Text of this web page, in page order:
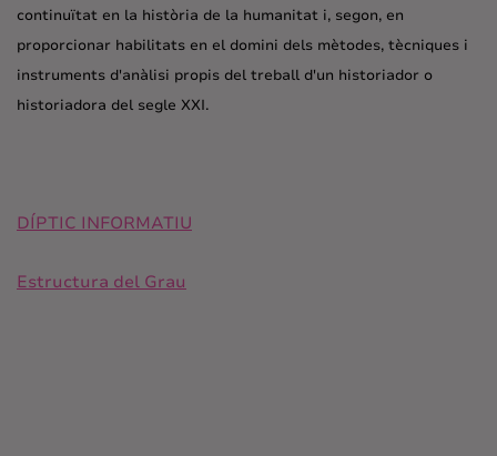
continuïtat en la història de la humanitat i, segon, en
proporcionar habilitats en el domini dels mètodes, tècniques i
instruments d'anàlisi propis del treball d'un historiador o
historiadora del segle XXI.
DÍPTIC INFORMATIU
Estructura del Grau